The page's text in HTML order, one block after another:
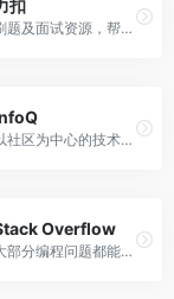
扣
刷题及面试资源，帮助你高效...
以社区为中心的技术媒体平台...
Overflow
大部分编程问题都能在这里找到答案。